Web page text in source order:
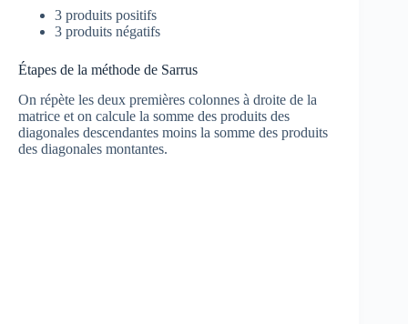
3 produits positifs
3 produits négatifs
Étapes de la méthode de Sarrus
On répète les deux premières colonnes à droite de la
matrice et on calcule la somme des produits des
diagonales descendantes moins la somme des produits
des diagonales montantes.